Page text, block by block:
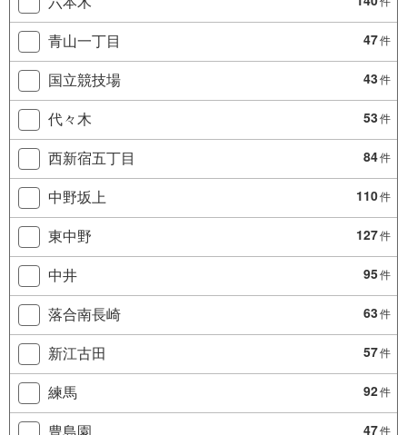
青山一丁目 47件
国立競技場 43件
代々木 53件
西新宿五丁目 84件
中野坂上 110件
東中野 127件
中井 95件
落合南長崎 63件
新江古田 57件
練馬 92件
47件